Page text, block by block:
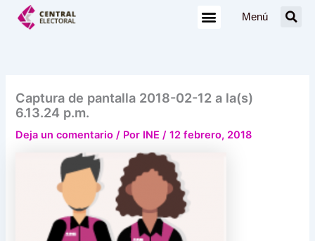
Menú
Captura de pantalla 2018-02-12 a la(s)
6.13.24 p.m.
Deja un comentario / Por INE/12 febrero, 2018